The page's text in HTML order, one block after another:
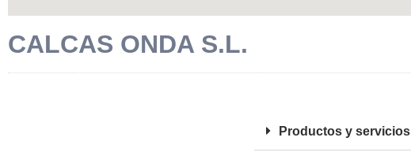
CALCAS ONDA S.L.
Productos y servicios